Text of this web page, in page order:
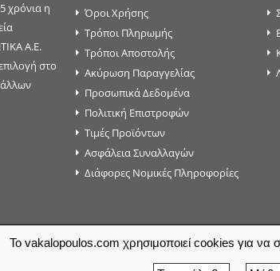
χρόνια η
Α.Ε.
στο
Όροι Χρήσης
Τρόποι Πληρωμής
Τρόποι Αποστολής
Ακύρωση Παραγγελίας
Προσωπικά Δεδομένα
Πολιτική Επιστροφών
Τιμές Προϊόντων
Ασφάλεια Συναλλαγών
Διάφορες Νομικές Πληροφορίες
by ΒΑΚΑΛΟΠΟΥΛΟΣ ΜΟΝΩΤΙΚΑ Α.Ε.. All
Το vakalopoulos.com χρησιμοποιεί cookies για να